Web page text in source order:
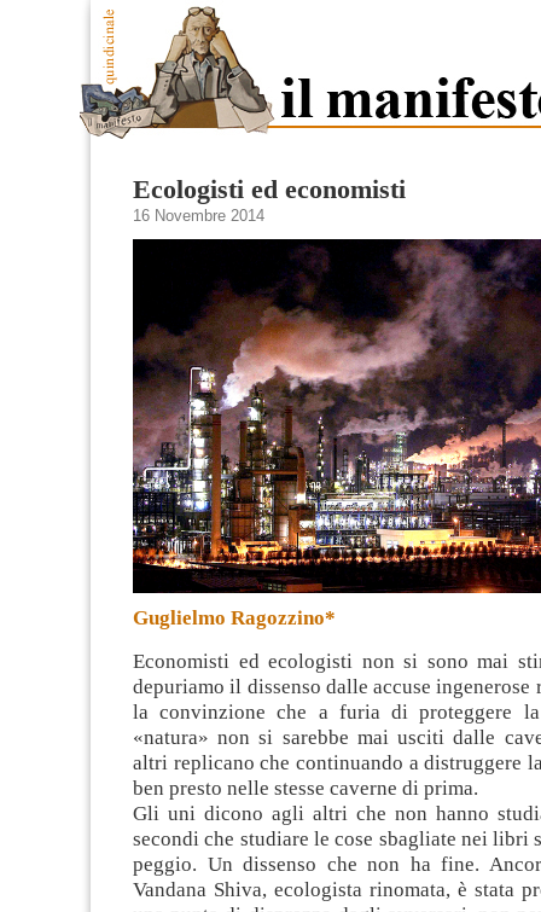
Ecologisti ed economisti
16 Novembre 2014
Guglielmo Ragozzino*
Economisti ed ecologisti non si sono mai
depuriamo il dissenso dalle accuse
la convinzione che a furia di proteggere
«natura» non si sarebbe mai usciti dalle
altri replicano che continuando a distruggere
ben presto nelle stesse caverne di prima.
Gli uni dicono agli altri che non hanno
secondi che studiare le cose sbagliate nei libri
peggio. Un dissenso che non ha fine.
Vandana Shiva, ecologista rinomata, è stata